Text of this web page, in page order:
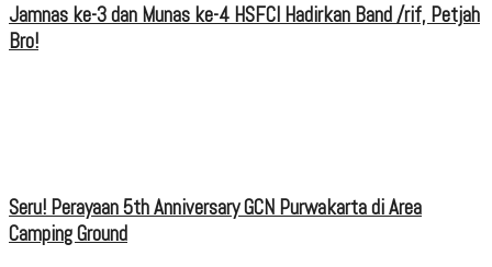
Jamnas ke-3 dan Munas ke-4 HSFCI Hadirkan Band /rif, Petjah
Bro!
Seru! Perayaan 5th Anniversary GCN Purwakarta di Area
Camping Ground